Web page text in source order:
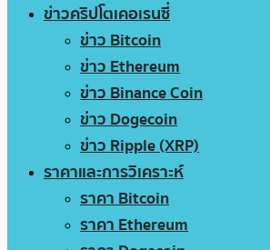
ข่าวคริปโตเคอเรนซี่
ข่าว Bitcoin
ข่าว Ethereum
ข่าว Binance Coin
ข่าว Dogecoin
ข่าว Ripple (XRP)
ราคาและการวิเคราะห์
ราคา Bitcoin
ราคา Ethereum